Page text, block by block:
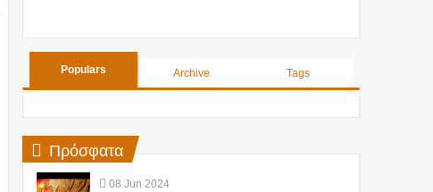
Populars Archive Tags
Πρόσφατα
08 Jun 2024